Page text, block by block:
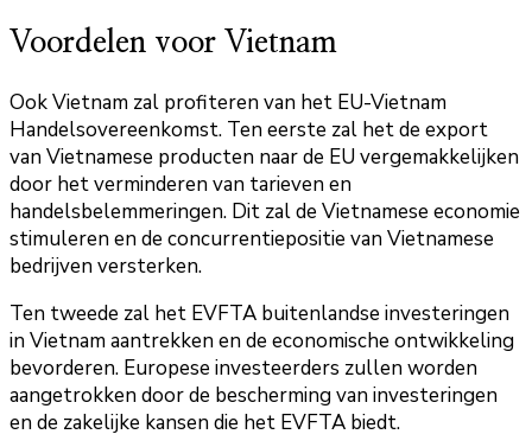
Voordelen voor Vietnam
Ook Vietnam zal profiteren van het EU-Vietnam
Handelsovereenkomst. Ten eerste zal het de export
van Vietnamese producten naar de EU vergemakkelijken
door het verminderen van tarieven en
handelsbelemmeringen. Dit zal de Vietnamese economie
stimuleren en de concurrentiepositie van Vietnamese
bedrijven versterken.
Ten tweede zal het EVFTA buitenlandse investeringen
in Vietnam aantrekken en de economische ontwikkeling
bevorderen. Europese investeerders zullen worden
aangetrokken door de bescherming van investeringen
en de zakelijke kansen die het EVFTA biedt.